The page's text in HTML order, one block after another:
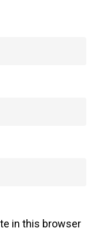
in this browser